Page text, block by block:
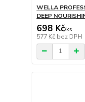
WELLA
DEEP
698 Kč/ks
577 Kč bez DPH